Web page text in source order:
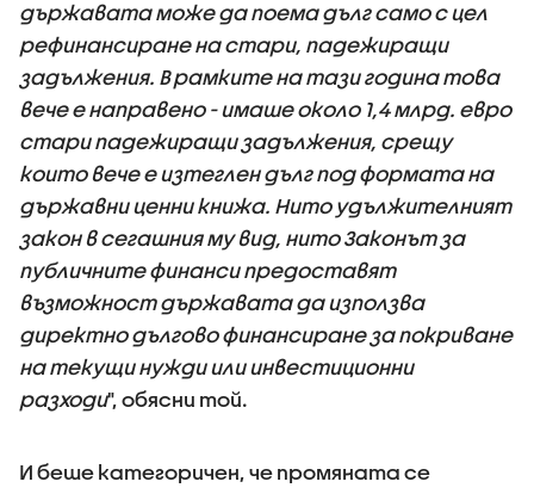
държавата може да поема дълг само с цел
рефинансиране на стари, падежиращи
задължения. В рамките на тази година това
вече е направено - имаше около 1,4 млрд. евро
стари падежиращи задължения, срещу
които вече е изтеглен дълг под формата на
държавни ценни книжа. Нито удължителният
закон в сегашния му вид, нито Законът за
публичните финанси предоставят
възможност държавата да използва
директно дългово финансиране за покриване
на текущи нужди или инвестиционни
разходи", обясни той.
И беше категоричен, че промяната се